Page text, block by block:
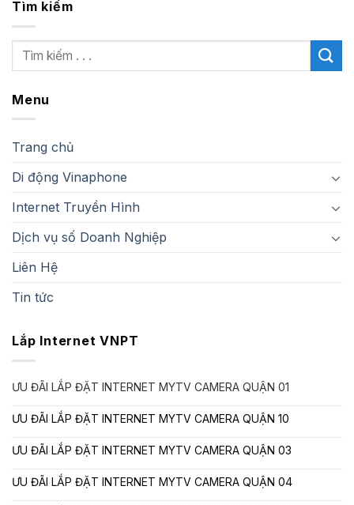
Tìm kiếm
Menu
Trang chủ
Di động Vinaphone
Internet Truyền Hình
Dịch vụ số Doanh Nghiệp
Liên Hệ
Tin tức
Lắp Internet VNPT
ƯU ĐÃI LẮP ĐẶT INTERNET MYTV CAMERA QUẬN 01
ƯU ĐÃI LẮP ĐẶT INTERNET MYTV CAMERA QUẬN 10
ƯU ĐÃI LẮP ĐẶT INTERNET MYTV CAMERA QUẬN 03
ƯU ĐÃI LẮP ĐẶT INTERNET MYTV CAMERA QUẬN 04